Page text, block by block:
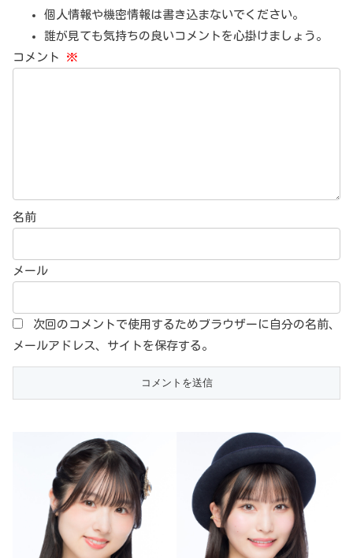
個人情報や機密情報は書き込まないでください。
誰が見ても気持ちの良いコメントを心掛けましょう。
コメント ※
名前
メール
次回のコメントで使用するためブラウザーに自分の名前、
メールアドレス、サイトを保存する。